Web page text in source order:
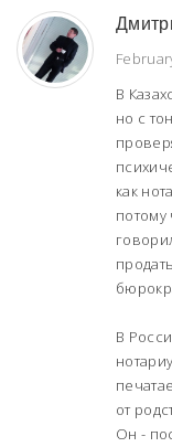
В
но с
как
потому
В
от
Он -